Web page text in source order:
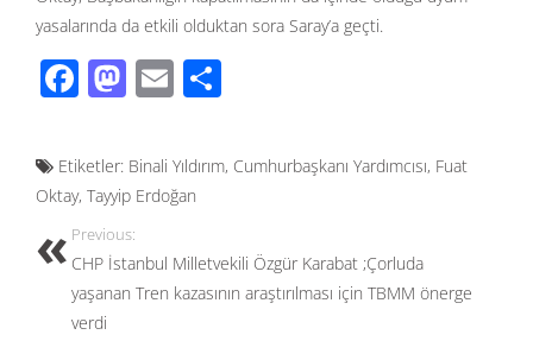
yasalarında da etkili olduktan sora Saray’a geçti.
F
e
b
o
o
k
M
to
d
o
n
E
ail ar
Etiketler: Binali Yıldırım, Cumhurbaşkanı Yardımcısı, Fuat
Oktay, Tayyip Erdoğan
Previous:
CHP İstanbul Milletvekili Özgür Karabat ;Çorluda
yaşanan Tren kazasının araştırılması için TBMM önerge
verdi